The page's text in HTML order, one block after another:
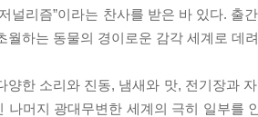
널리즘”이라는 찬사를 받은 바 있다. 출
월하는 동물의 경이로운 감각 세계로 데
양한 소리와 진동, 냄새와 맛, 전기장과
나머지 광대무변한 세계의 극히 일부를